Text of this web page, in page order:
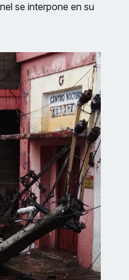
se interpone en su